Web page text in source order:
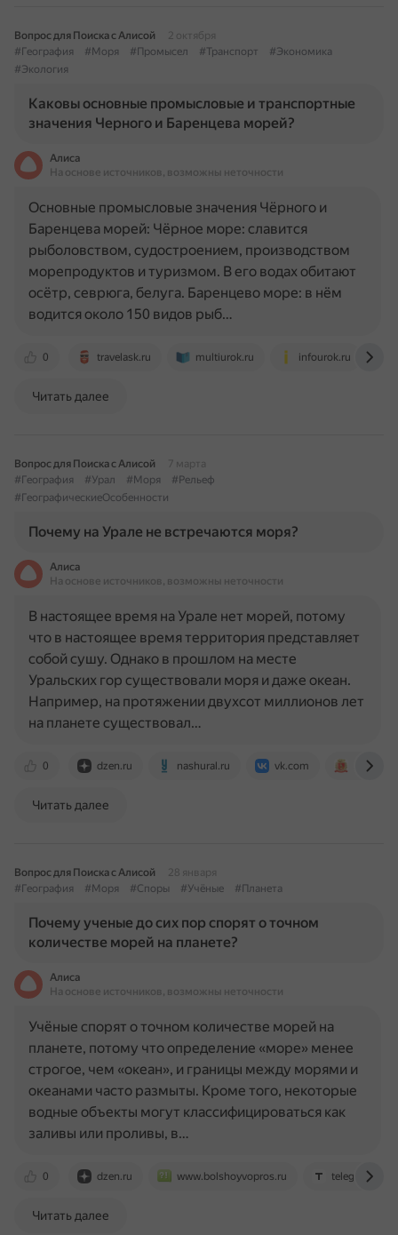
Вопрос для Поиска с Алисой
2 октября
#География
#Моря #Промысел #Транспорт
#Экономика
#Экология
Каковы основные промысловые и транспортные
значения Черного и Баренцева морей?
Алиса
На основе источников, возможны неточности
0 travelask.ru multiurok.ru infourok.ru
Основные промысловые значения Чёрного и
Баренцева морей: Чёрное море: славится
рыболовством, судостроением, производством
морепродуктов и туризмом. В его водах обитают
осётр, севрюга, белуга. Баренцево море: в нём
водится около 150 видов рыб…
Читать далее
Вопрос для Поиска с Алисой
7 марта
#География
#Урал #Моря
#Рельеф
#ГеографическиеОсобенности
Почему на Урале не встречаются моря?
Алиса
На основе источников, возможны неточности
0 dzen.ru nashural.ru vk.com school-
В настоящее время на Урале нет морей, потому
что в настоящее время территория представляет
собой сушу. Однако в прошлом на месте
Уральских гор существовали моря и даже океан.
Например, на протяжении двухсот миллионов лет
на планете существовал…
Читать далее
Вопрос для Поиска с Алисой
28 января
#География
#Моря #Споры #Учёные #Планета
Почему ученые до сих пор спорят о точном
количестве морей на планете?
Алиса
На основе источников, возможны неточности
0 dzen.ru www.bolshoyvopros.ru telegra.ph
Учёные спорят о точном количестве морей на
планете, потому что определение «море» менее
строгое, чем «океан», и границы между морями и
океанами часто размыты. Кроме того, некоторые
водные объекты могут классифицироваться как
заливы или проливы, в…
Читать далее